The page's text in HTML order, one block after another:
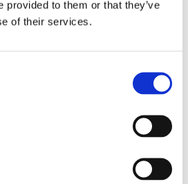
provided to them or that they’ve
of their services.
Dritter Ort (DE)
KB)
KB)
KB)